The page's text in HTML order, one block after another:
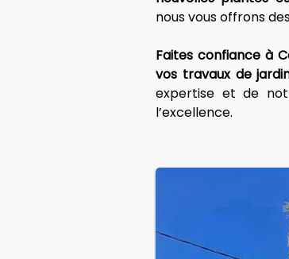
nous vous offrons
Faites confiance à
vos travaux de
expertise et de
l’excellence.